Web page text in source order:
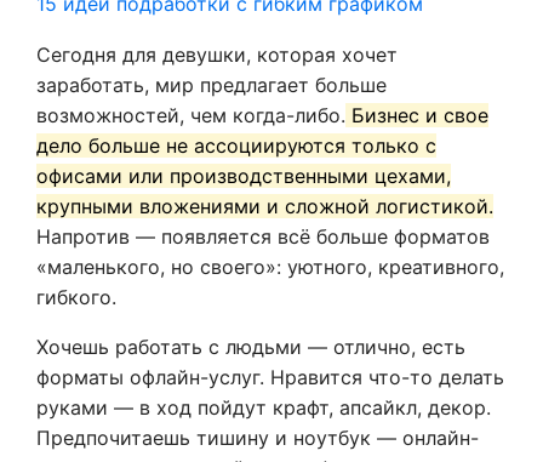
Сегодня для девушки, которая хочет
заработать, мир предлагает больше
возможностей, чем когда-либо. Бизнес и свое
дело больше не ассоциируются только с
офисами или производственными цехами,
крупными вложениями и сложной логистикой.
Напротив — появляется всё больше форматов
«маленького, но своего»: уютного, креативного,
гибкого.
Хочешь работать с людьми — отлично, есть
форматы офлайн-услуг. Нравится что-то делать
руками — в ход пойдут крафт, апсайкл, декор.
Предпочитаешь тишину и ноутбук — онлайн-